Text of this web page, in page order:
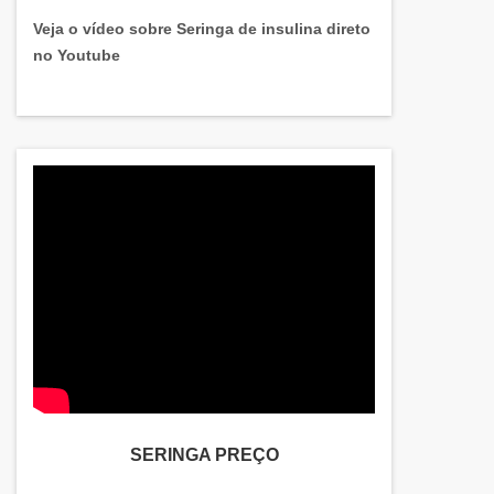
Veja o vídeo sobre Seringa de insulina direto
no Youtube
SERINGA PREÇO